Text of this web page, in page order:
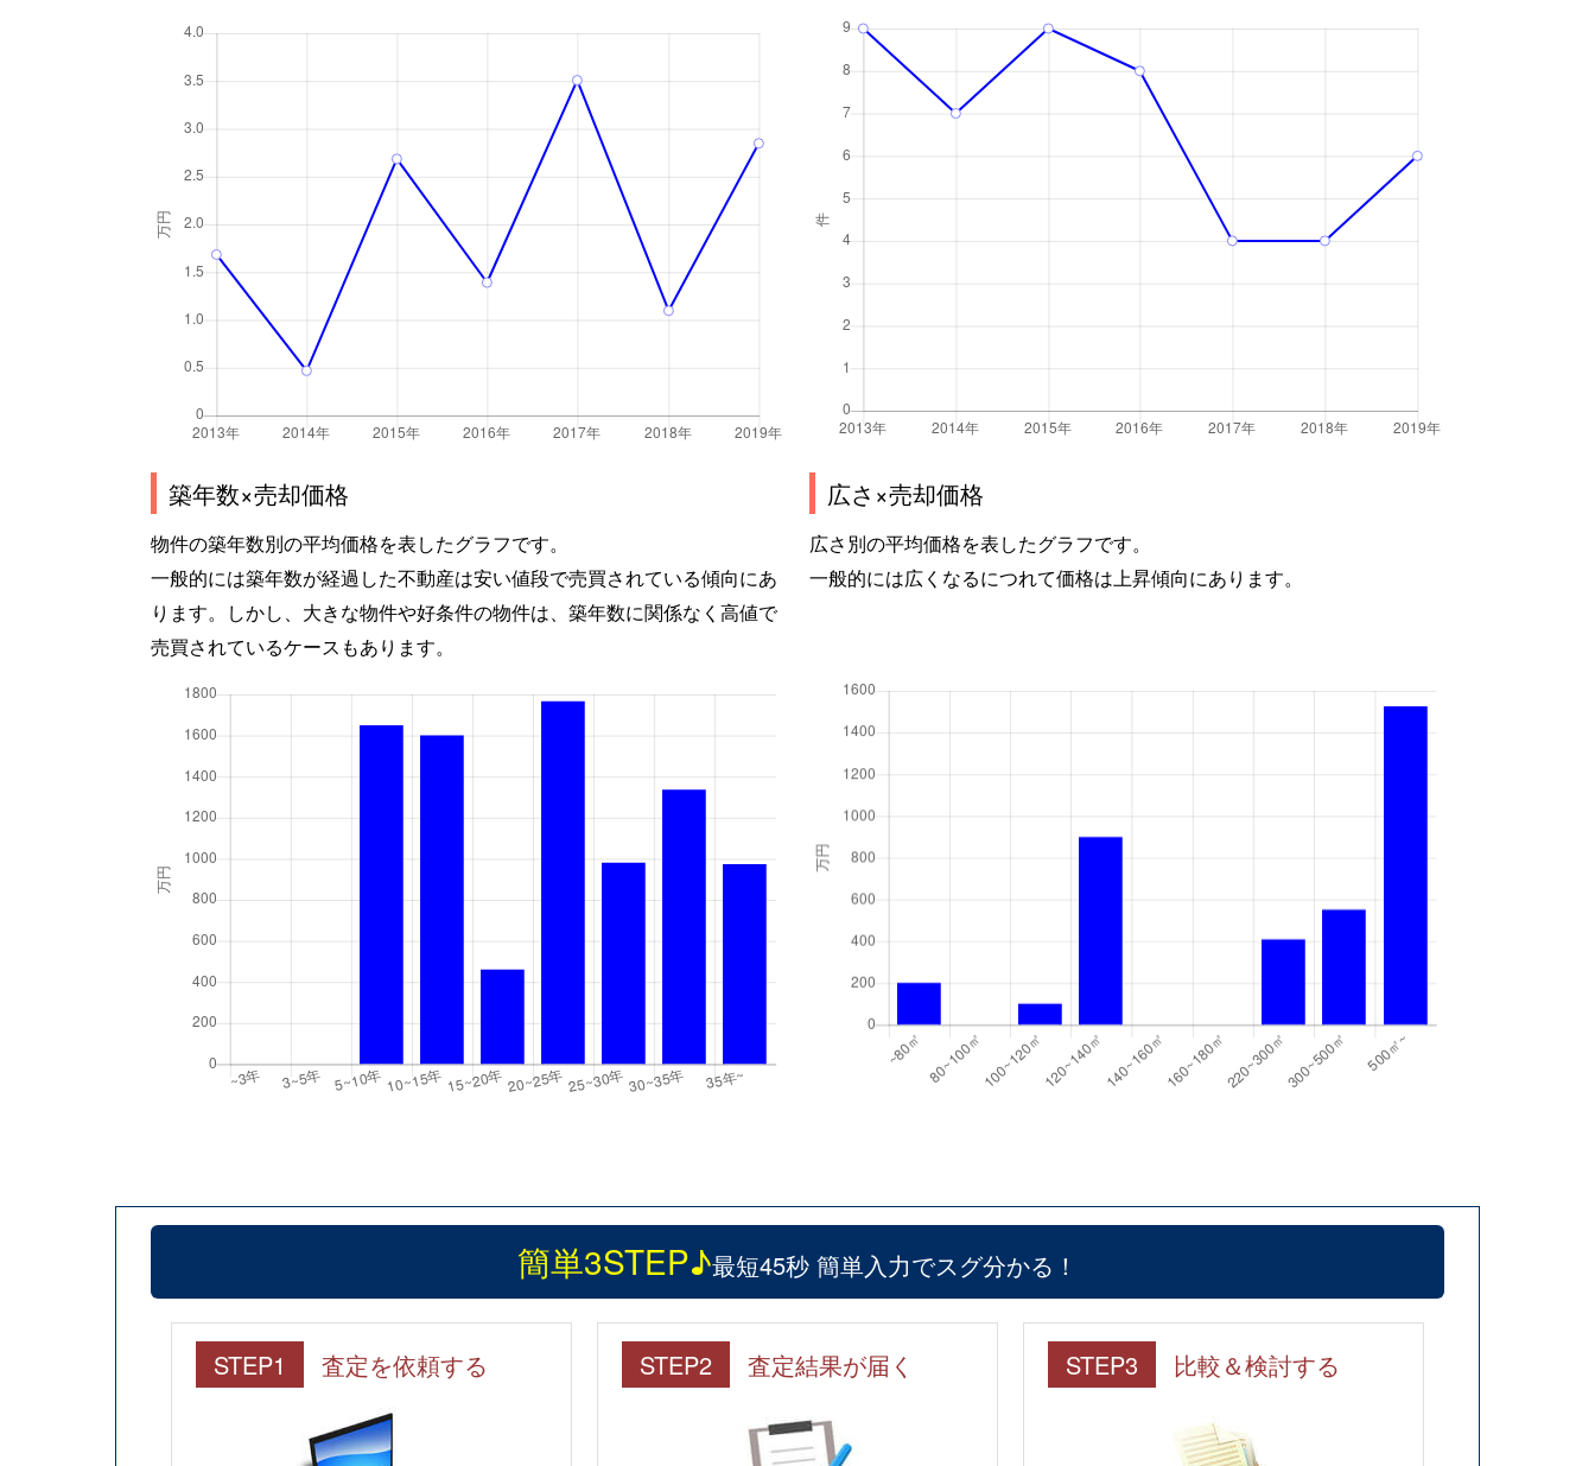
築年数×売却価格
物件の築年数別の平均価格を表したグラフです。
一般的には築年数が経過した不動産は安い値段で売買されている傾向にあ
ります。しかし、大きな物件や好条件の物件は、築年数に関係なく高値で
売買されているケースもあります。
広さ×売却価格
広さ別の平均価格を表したグラフです。
一般的には広くなるにつれて価格は上昇傾向にあります。
簡単3STEP♪最短45秒 簡単入力でスグ分かる！
STEP1 査定を依頼する STEP2 査定結果が届く STEP3 比較＆検討する